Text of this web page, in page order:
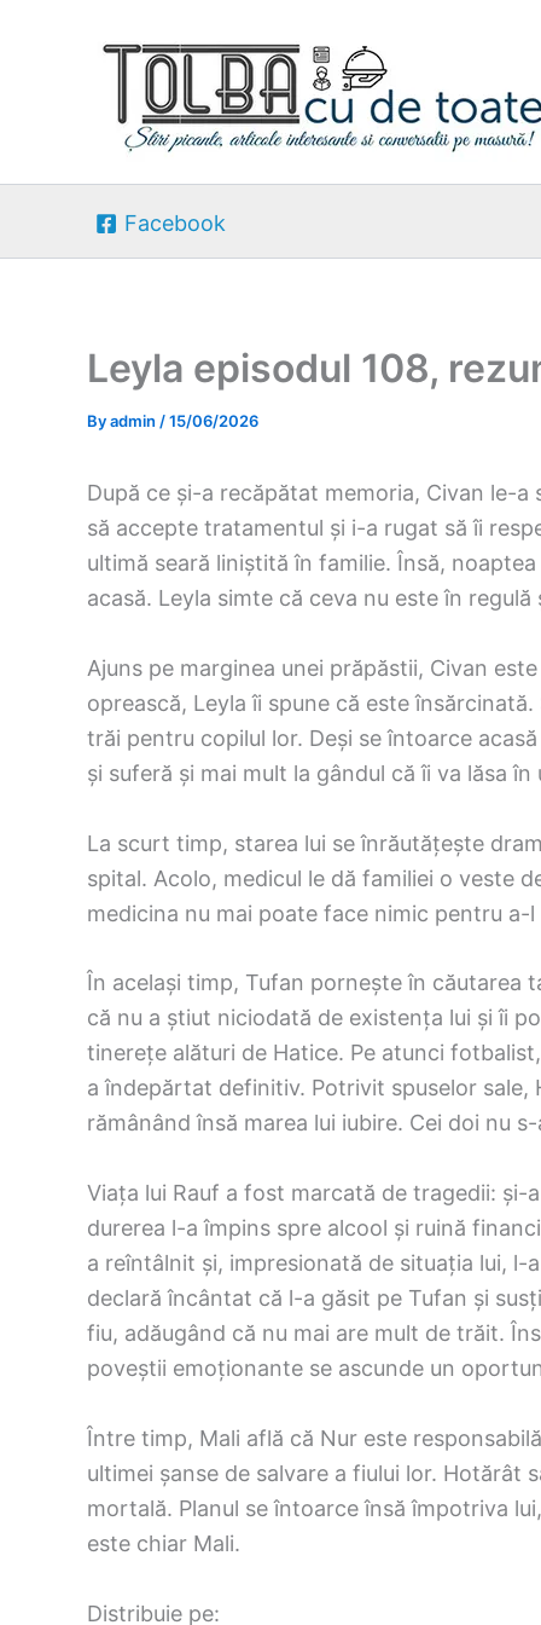
Facebook
Leyla episodul 108,
Byadmin /15/06/2026
După ce și-a recăpătat memoria, Civan le-
să accepte tratamentul și i-a rugat să îi
ultimă seară liniștită în familie. Însă,
acasă. Leyla simte că ceva nu este în
Ajuns pe marginea unei prăpăstii, Civan
oprească, Leyla îi spune că este
trăi pentru copilul lor. Deși se întoarce
și suferă și mai mult la gândul că îi va lăsa
La scurt timp, starea lui se înrăutățește
spital. Acolo, medicul le dă familiei o veste
medicina nu mai poate face nimic pentru a-l
În același timp, Tufan pornește în căutarea
că nu a știut niciodată de existența lui și îi
tinerețe alături de Hatice. Pe atunci
a îndepărtat definitiv. Potrivit spuselor
rămânând însă marea lui iubire. Cei doi nu
Viața lui Rauf a fost marcată de tragedii:
durerea l-a împins spre alcool și ruină
a reîntâlnit și, impresionată de situația lui, l-
declară încântat că l-a găsit pe Tufan și
fiu, adăugând că nu mai are mult de trăit.
poveștii emoționante se ascunde un
Între timp, Mali află că Nur este
ultimei șanse de salvare a fiului lor. Hotărât
mortală. Planul se întoarce însă împotriva
este chiar Mali.
Distribuie pe: